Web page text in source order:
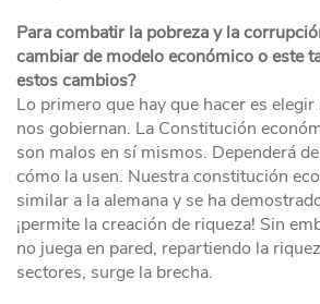
Para combatir la pobreza y la
cambiar de modelo económico o este
estos cambios?
Lo primero que hay que hacer es
nos gobiernan. La Constitución
son malos en sí mismos. Dependerá
cómo la usen. Nuestra constitución
similar a la alemana y se ha
¡permite la creación de riqueza! Sin
no juega en pared, repartiendo la
sectores, surge la brecha.